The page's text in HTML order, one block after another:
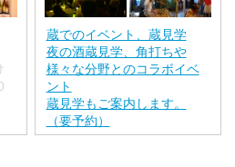
蔵でのイベント、蔵見学
夜の酒蔵見学、角打ちや
様々な分野とのコラボイベ
ント
蔵見学もご案内します。
（要予約）